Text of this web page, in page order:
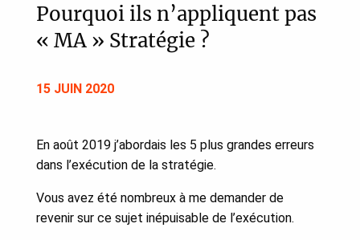
Pourquoi ils n’appliquent pas
« MA » Stratégie ?
15 JUIN 2020
En août 2019 j’abordais les 5 plus grandes erreurs
dans l’exécution de la stratégie.
Vous avez été nombreux à me demander de
revenir sur ce sujet inépuisable de l’exécution.